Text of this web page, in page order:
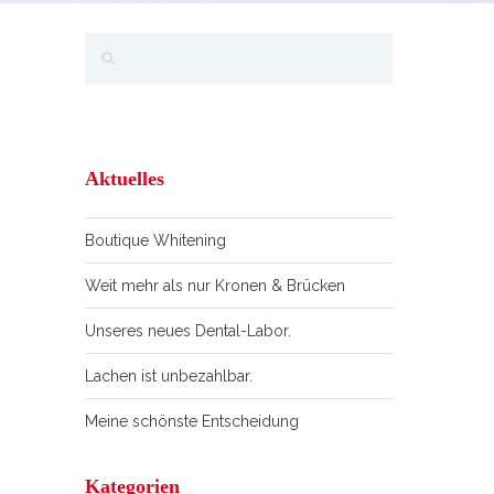
Aktuelles
Boutique Whitening
Weit mehr als nur Kronen & Brücken
Unseres neues Dental-Labor.
Lachen ist unbezahlbar.
Meine schönste Entscheidung
Kategorien